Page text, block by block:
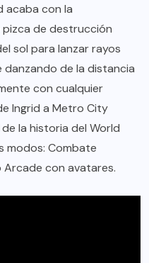
acaba con la
de destrucción
sol para lanzar rayos
de la distancia
con cualquier
Ingrid a Metro City
la historia del World
modos: Combate
con avatares.